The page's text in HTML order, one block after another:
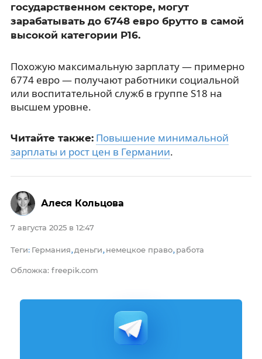
государственном секторе, могут
зарабатывать до 6748 евро брутто в самой
высокой категории P16.
Похожую максимальную зарплату — примерно
6774 евро — получают работники социальной
или воспитательной служб в группе S18 на
высшем уровне.
Читайте также: Повышение минимальной
зарплаты и рост цен в Германии.
7 августа 2025 в 12:47
Теги: Германия, деньги, немецкое право, работа
Обложка: freepik.com
Алеся Кольцова